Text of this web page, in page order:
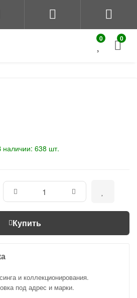
0 0
наличии: 638 шт.
Купить
и коллекционирования.
под адрес и марки.